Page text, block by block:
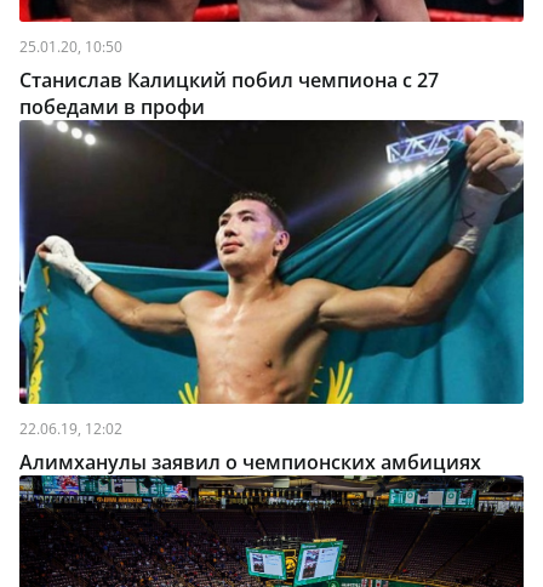
25.01.20, 10:50
Станислав Калицкий побил чемпиона с 27
победами в профи
22.06.19, 12:02
Алимханулы заявил о чемпионских амбициях